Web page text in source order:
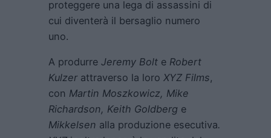
proteggere una lega di assassini di
cui diventerà il bersaglio numero
uno.
A produrre Jeremy Bolt e Robert
Kulzerattraverso la loro XYZ Films,
con Martin Moszkowicz, Mike
Richardson, Keith Goldberg e
Mikkelsen alla produzione esecutiva.